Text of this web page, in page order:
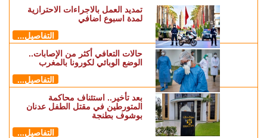
تمديد العمل بالاجراءات الاحترازية
لمدة اسبوع اضافي
التفاصيل...
حالات التعافي أكثر من الإصابات..
الوضع الوبائي لكورونا بالمغرب
التفاصيل...
بعد تأخير.. استئناف محاكمة
المتورطين في مقتل الطفل عدنان
بوشوف بطنجة
التفاصيل...